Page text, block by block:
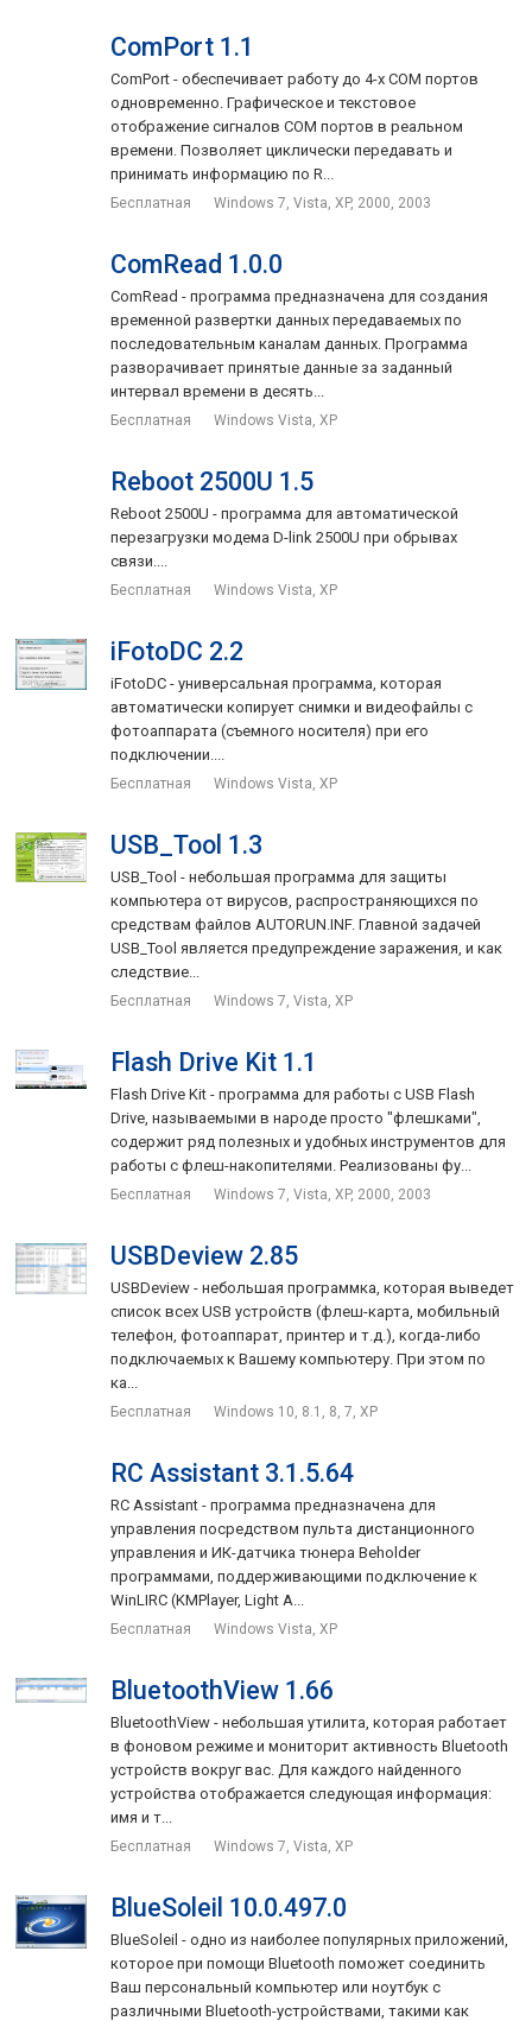
ComPort 1.1
ComPort - обеспечивает работу до 4-х СОМ портов
одновременно. Графическое и текстовое
отображение сигналов СОМ портов в реальном
времени. Позволяет циклически передавать и
принимать информацию по R...
Бесплатная Windows 7, Vista, XP, 2000, 2003
ComRead 1.0.0
ComRead - программа предназначена для создания
временной развертки данных передаваемых по
последовательным каналам данных. Программа
разворачивает принятые данные за заданный
интервал времени в десять...
Бесплатная Windows Vista, XP
Reboot 2500U 1.5
Reboot 2500U - программа для автоматической
перезагрузки модема D-link 2500U при обрывах
связи....
Бесплатная Windows Vista, XP
iFotoDC 2.2
iFotoDC - универсальная программа, которая
автоматически копирует снимки и видеофайлы с
фотоаппарата (съемного носителя) при его
подключении....
Бесплатная Windows Vista, XP
USB_Tool 1.3
USB_Tool - небольшая программа для защиты
компьютера от вирусов, распространяющихся по
средствам файлов AUTORUN.INF. Главной задачей
USB_Tool является предупреждение заражения, и как
следствие...
Бесплатная Windows 7, Vista, XP
Flash Drive Kit 1.1
Flash Drive Kit - программа для работы с USB Flash
Drive, называемыми в народе просто "флешками",
содержит ряд полезных и удобных инструментов для
работы с флеш-накопителями. Реализованы фу...
Бесплатная Windows 7, Vista, XP, 2000, 2003
USBDeview 2.85
USBDeview - небольшая программка, которая выведет
список всех USB устройств (флеш-карта, мобильный
телефон, фотоаппарат, принтер и т.д.), когда-либо
подключаемых к Вашему компьютеру. При этом по
ка...
Бесплатная Windows 10, 8.1, 8, 7, XP
RC Assistant 3.1.5.64
RC Assistant - программа предназначена для
управления посредством пульта дистанционного
управления и ИК-датчика тюнера Beholder
программами, поддерживающими подключение к
WinLIRC (KMPlayer, Light A...
Бесплатная Windows Vista, XP
BluetoothView 1.66
BluetoothView - небольшая утилита, которая работает
в фоновом режиме и мониторит активность Bluetooth
устройств вокруг вас. Для каждого найденного
устройства отображается следующая информация:
имя и т...
Бесплатная Windows 7, Vista, XP
BlueSoleil 10.0.497.0
BlueSoleil - одно из наиболее популярных приложений,
которое при помощи Bluetooth поможет соединить
Ваш персональный компьютер или ноутбук с
различными Bluetooth-устройствами, такими как